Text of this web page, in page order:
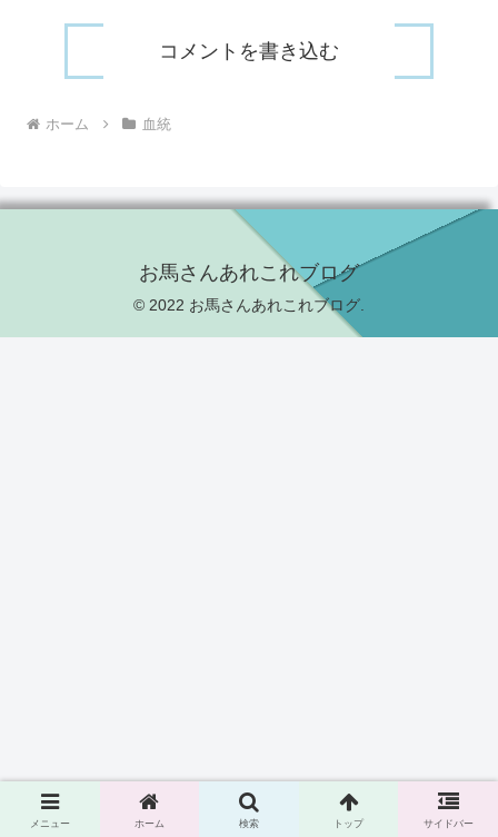
コメントを書き込む
ホーム 血統
お馬さんあれこれブログ
© 2022 お馬さんあれこれブログ.
メニュー ホーム 検索 トップ サイドバー